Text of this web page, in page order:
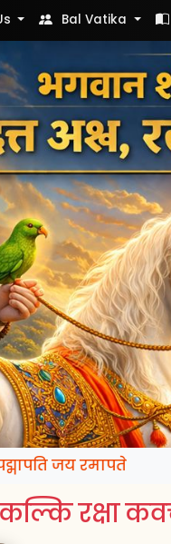
Bal Vatika
जय रमापते
रक्षा